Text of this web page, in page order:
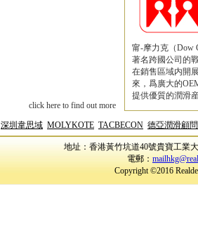
click here to find out more
甯-摩力克（Dow
著名跨國公司的
在銷售區域内開
來，爲廣大的
提供優質的潤滑
深圳韋思域 MOLYKOTE TACBECON 德亞潤滑顧問
地址：香港黃竹坑道40號貴寶工業
電郵：
Copyright ©2016